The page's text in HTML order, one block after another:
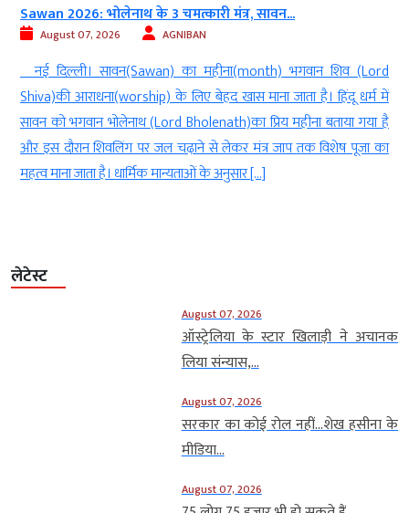
Sawan 2026: भोलेनाथ के 3 चमत्कारी मंत्र, सावन...
August 07, 2026 AGNIBAN
नई दिल्ली। सावन(Sawan) का महीना(month) भगवान शिव (Lord
Shiva)की आराधना(worship) के लिए बेहद खास माना जाता है। हिंदू धर्म में
सावन को भगवान भोलेनाथ (Lord Bholenath)का प्रिय महीना बताया गया है
और इस दौरान शिवलिंग पर जल चढ़ाने से लेकर मंत्र जाप तक विशेष पूजा का
महत्व माना जाता है। धार्मिक मान्यताओं के अनुसार […]
लेटेस्ट
August 07, 2026
ऑस्ट्रेलिया के स्टार खिलाड़ी ने अचानक
लिया संन्यास,...
August 07, 2026
सरकार का कोई रोल नहीं…शेख हसीना के
मीडिया...
August 07, 2026